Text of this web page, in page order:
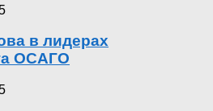
в лидерах
ОСАГО